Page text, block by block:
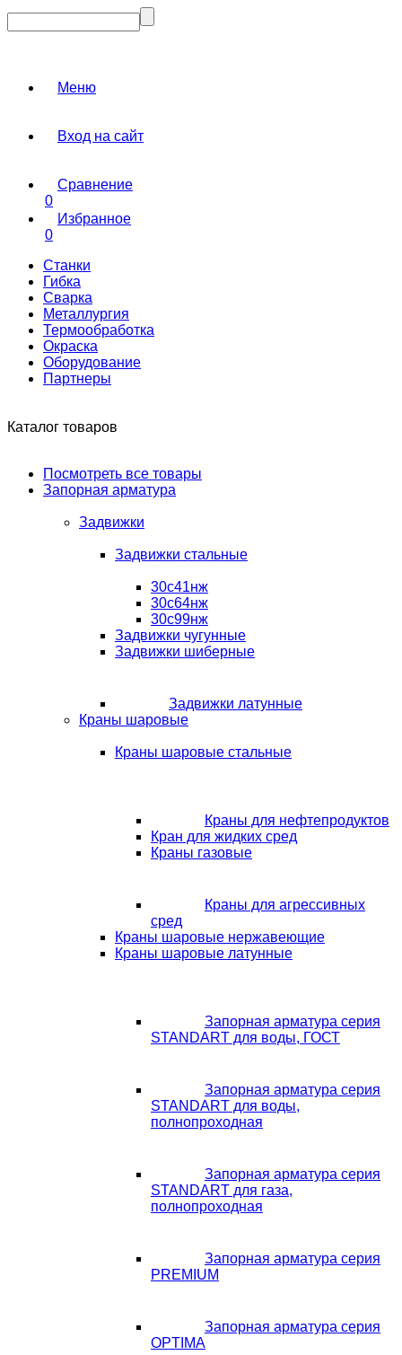
Меню
Вход на сайт
Сравнение
0
Избранное
0
Станки
Гибка
Сварка
Металлургия
Термообработка
Окраска
Оборудование
Партнеры
Каталог товаров
Посмотреть все товары
Запорная арматура
Задвижки
Задвижки стальные
30с41нж
30с64нж
30с99нж
Задвижки чугунные
Задвижки шиберные
Задвижки латунные
Краны шаровые
Краны шаровые стальные
Краны для нефтепродуктов
Кран для жидких сред
Краны газовые
Краны для агрессивных
сред
Краны шаровые нержавеющие
Краны шаровые латунные
Запорная арматура серия
STANDART для воды, ГОСТ
Запорная арматура серия
STANDART для воды,
полнопроходная
Запорная арматура серия
STANDART для газа,
полнопроходная
Запорная арматура серия
PREMIUM
Запорная арматура серия
OPTIMA